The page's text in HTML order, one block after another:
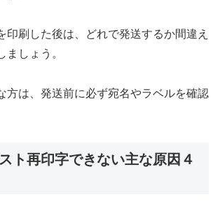
印刷した後は、どれで発送するか間違え
ましょう。
方は、発送前に必ず宛名やラベルを確認
ト再印字できない主な原因４